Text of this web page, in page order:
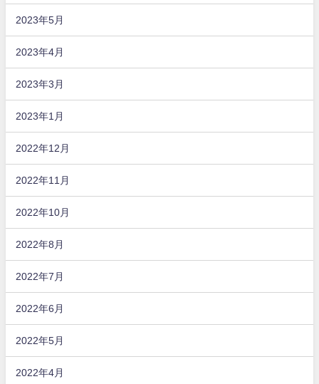
2023年5月
2023年4月
2023年3月
2023年1月
2022年12月
2022年11月
2022年10月
2022年8月
2022年7月
2022年6月
2022年5月
2022年4月